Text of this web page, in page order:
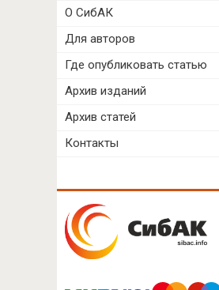
О СибАК
Для авторов
Где опубликовать статью
Архив изданий
Архив статей
Контакты